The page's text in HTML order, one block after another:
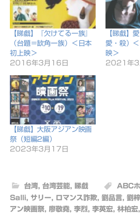
【睇戲】『欠けてる一族』
（台題＝缼角一族）＜日本
初上映＞
2016年3月16日
【睇戲】
愛・殺）
映＞
2021年3
【睇戲】大阪アジアン映画
祭（短編2編）
2023年3月17日
台湾, 台湾芸能, 睇戲 ABC
Salli, サリー, ロマンス詐欺, 劉品言, 劉
アン映画祭, 廖敬堯, 李烈, 李英宏, 林柏宏,